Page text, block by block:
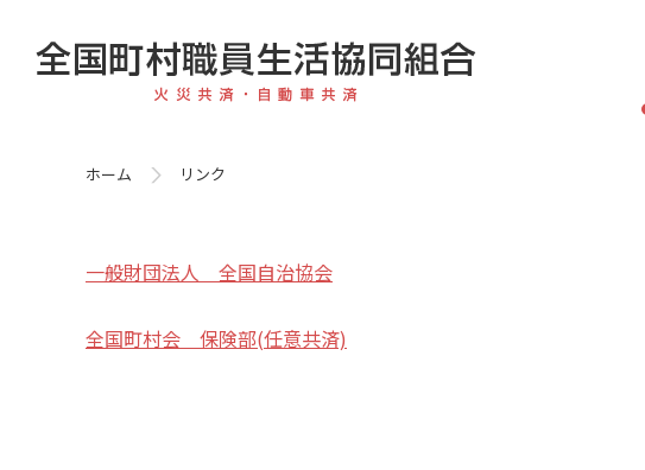
ホーム リンク
一般財団法人 全国自治協会
全国町村会 保険部(任意共済)